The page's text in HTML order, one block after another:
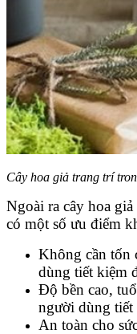
Cây hoa giả trang trí
Ngoài ra cây hoa
có một số ưu điểm
Không cần tốn
dùng tiết kiệm
Độ bền cao,
người dùng
An toàn cho